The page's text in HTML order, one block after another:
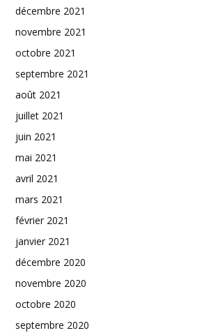
décembre 2021
novembre 2021
octobre 2021
septembre 2021
août 2021
juillet 2021
juin 2021
mai 2021
avril 2021
mars 2021
février 2021
janvier 2021
décembre 2020
novembre 2020
octobre 2020
septembre 2020